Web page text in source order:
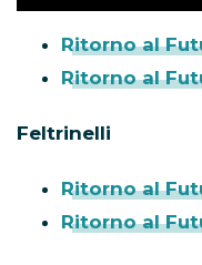
Ritorno al
Ritorno al
Feltrinelli
Ritorno al
Ritorno al